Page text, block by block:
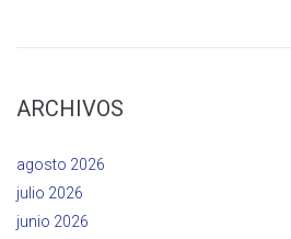
ARCHIVOS
agosto 2026
julio 2026
junio 2026